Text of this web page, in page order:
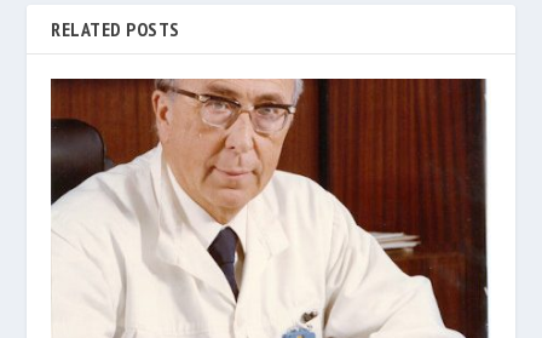
RELATED POSTS